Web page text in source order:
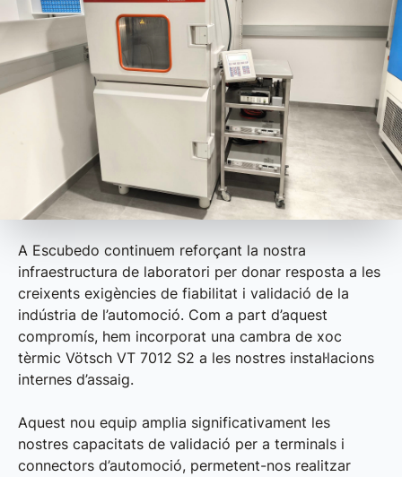
A Escubedo continuem reforçant la nostra
infraestructura de laboratori per donar resposta a les
creixents exigències de fiabilitat i validació de la
indústria de l’automoció. Com a part d’aquest
compromís, hem incorporat una cambra de xoc
tèrmic Vötsch VT 7012 S2 a les nostres instal·lacions
internes d’assaig.
Aquest nou equip amplia significativament les
nostres capacitats de validació per a terminals i
connectors d’automoció, permetent-nos realitzar